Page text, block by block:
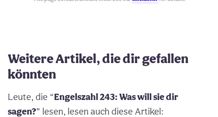
Weitere Artikel, die dir gefallen
könnten
Leute, die “Engelszahl 243: Was will sie dir
sagen?” lesen, lesen auch diese Artikel: